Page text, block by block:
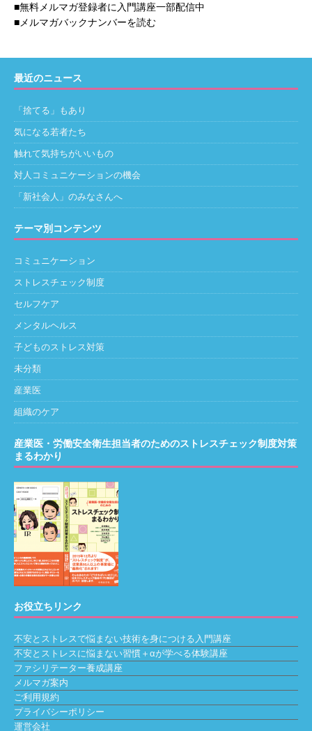
■無料メルマガ登録者に入門講座一部配信中
■メルマガバックナンバーを読む
最近のニュース
「捨てる」もあり
気になる若者たち
触れて気持ちがいいもの
対人コミュニケーションの機会
「新社会人」のみなさんへ
テーマ別コンテンツ
コミュニケーション
ストレスチェック制度
セルフケア
メンタルヘルス
子どものストレス対策
未分類
産業医
組織のケア
産業医・労働安全衛生担当者のためのストレスチェック制度対策
まるわかり
お役立ちリンク
不安とストレスで悩まない技術を身につける入門講座
不安とストレスに悩まない習慣＋αが学べる体験講座
ファシリテーター養成講座
メルマガ案内
ご利用規約
プライバシーポリシー
運営会社